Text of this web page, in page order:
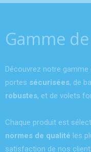
Gamme
Découvrez notre
portes sécurisées, de
robustes, et de volets
Chaque produit est
normes de qualité les
satisfaction de nos